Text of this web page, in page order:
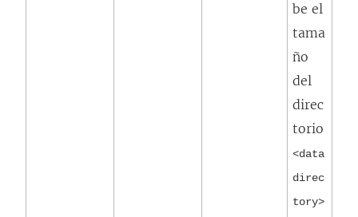
be el
tama
ño
del
direc
torio
<data
direc
tory>